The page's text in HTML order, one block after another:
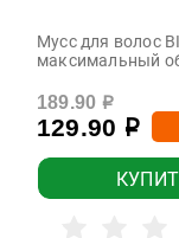
Мусс для волос
максимальный
189.90 р
129.90 р